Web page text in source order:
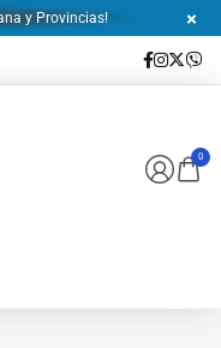
y Provincias!
0